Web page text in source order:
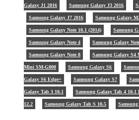
Galaxy J1 2016 Samsung Galaxy J3 2016
Samsung Galaxy J7 2016 Samsung Galaxy
Samsung Galaxy Note 10.1 (2014) Samsung
Samsung Galaxy Note 4 Samsung Galaxy
Samsung Galaxy Note 8 Samsung Galaxy S4
Mini SM-G800 Samsung Galaxy S6
Galaxy S6 Edge+ Samsung Galaxy S7
Galaxy Tab 3 10.1 Samsung Galaxy Tab 4 10.1
12.2 Samsung Galaxy Tab S 10.5